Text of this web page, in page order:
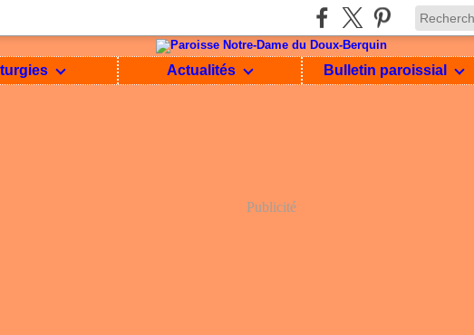
Actualités Bulletin paroissial
Publicité